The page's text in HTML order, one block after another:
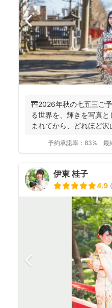
⛩️2026年秋の七五三ご
る世界を、輝きを写真
まれてから、どれほど
予約承諾率： 83% 最
伊東 桂子
4.9 (